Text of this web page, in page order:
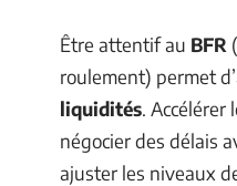
Être attentif au BFR
roulement) permet
liquidités. Accélérer
négocier des délais
ajuster les niveaux